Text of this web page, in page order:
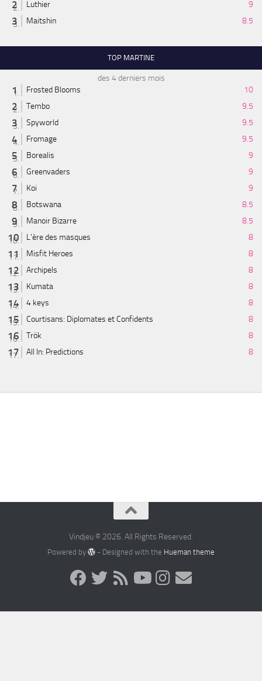
Luthier
9
Maitshin
8.5
TOP MARTINE
des 4 derniers mois
Frosted Blooms
10
Tembo
9.5
Spyworld
9.5
Fromage
9.5
Borealis
9
Greenvaders
9
Koi
9
Botswana
8.5
Manoir Bizarre
8.5
L'ère des masques
8
Misfit Heroes
8
Archipels
8
Kumata
8
4 keys
8
Courtisans: Diplomates et Confidents
8
Trök
8
All In: Predictions
8
Vindjeu © 2026. All Rights Reserved.
Powered by - Designed with the Hueman theme